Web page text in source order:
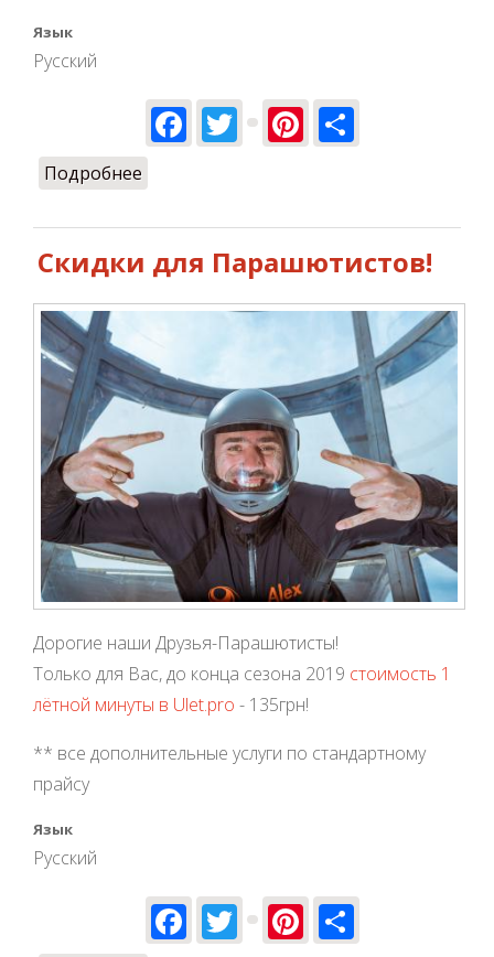
Язык
Русский
Facebook
TwitterPinterest
Подробнее
Скидки для Парашютистов!
Дорогие наши Друзья-Парашютисты!
Только для Вас, до конца сезона 2019 стоимость 1
лётной минуты в Ulet.pro - 135грн!
** все дополнительные услуги по стандартному
прайсу
Язык
Русский
Facebook
TwitterPinterest